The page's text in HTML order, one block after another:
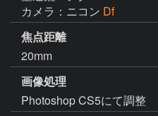
カメラ：ニコン Df
焦点距離
20mm
画像処理
Photoshop CS5にて調整